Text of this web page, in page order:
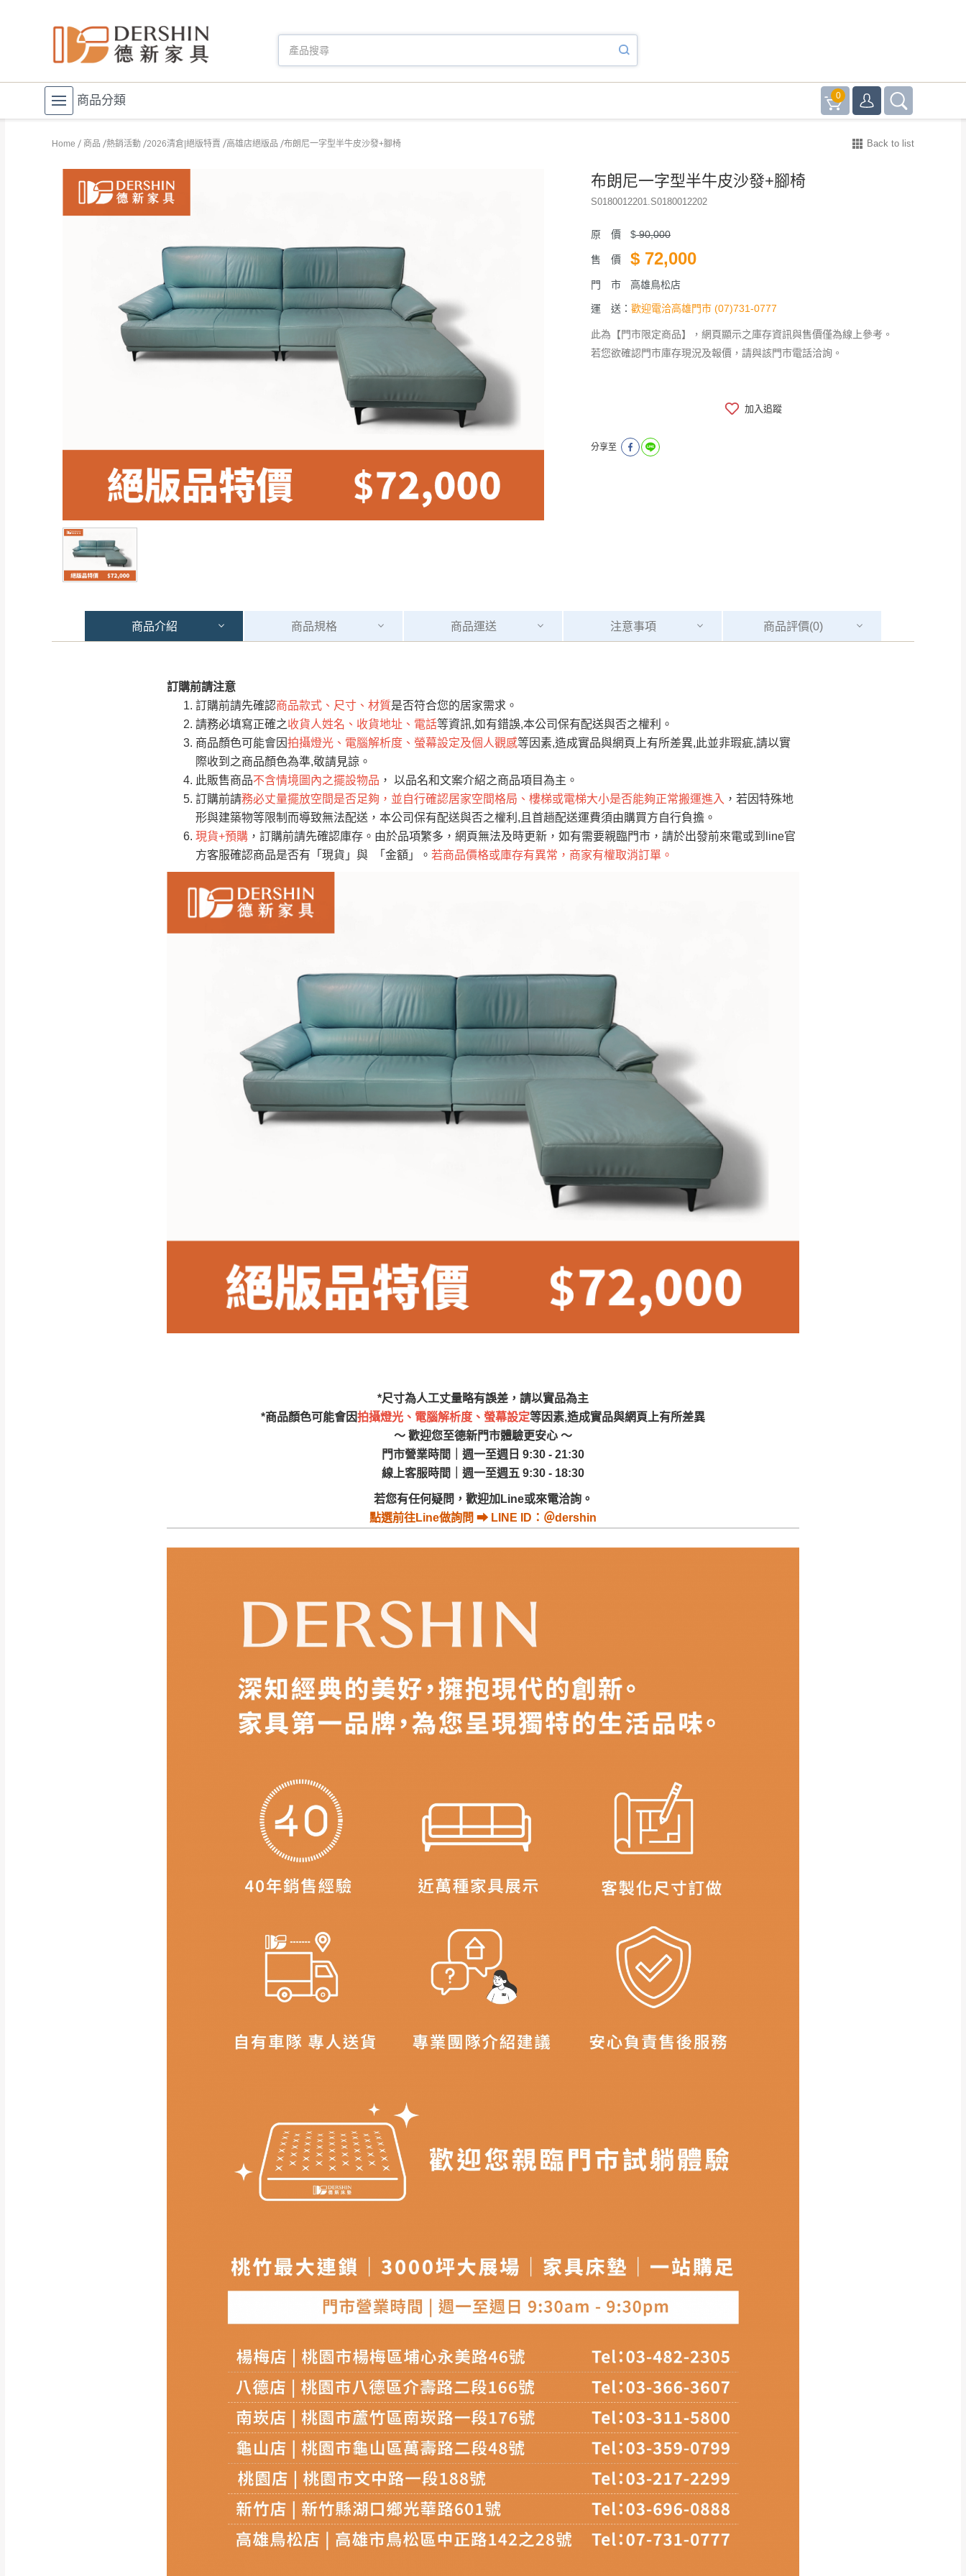
商品分類 0
Home 商品 熱銷活動 2026清倉|絕版特賣 高雄店絕版品 布朗尼一字型半牛皮沙發+腳椅 Back to list
布朗尼一字型半牛皮沙發+腳椅
S0180012201.S0180012202
原 價 $90,000
售 價 $ 72,000
門 市 高雄鳥松店
運 送： 歡迎電洽高雄門市 (07)731-0777
此為【門市限定商品】，網頁顯示之庫存資訊與售價僅為線上參考。
若您欲確認門市庫存現況及報價，請與該門市電話洽詢。
加入追蹤
分享至
商品介紹 商品規格 商品運送 注意事項 商品評價(0)
訂購前請注意
訂購前請先確認商品款式、尺寸、材質是否符合您的居家需求。
請務必填寫正確之收貨人姓名、收貨地址、電話等資訊,如有錯誤,本公司保有配送與否之權利。
商品顏色可能會因拍攝燈光、電腦解析度、螢幕設定及個人觀感等因素,造成實品與網頁上有所差異,此並非瑕疵,請以實
際收到之商品顏色為準,敬請見諒。
此販售商品不含情境圖內之擺設物品 ， 以品名和文案介紹之商品項目為主。
訂購前請務必丈量擺放空間是否足夠，並自行確認居家空間格局、樓梯或電梯大小是否能夠正常搬運進入 ，若因特殊地
形與建築物等限制而導致無法配送，本公司保有配送與否之權利,且首趟配送運費須由購買方自行負擔。
現貨+預購 ，訂購前請先確認庫存。由於品項繁多，網頁無法及時更新，如有需要親臨門市，請於出發前來電或到line官
方客服確認商品是否有「現貨」與 「金額」。 若商品價格或庫存有異常，商家有權取消訂單。
*尺寸為人工丈量略有誤差，請以實品為主
*商品顏色可能會因拍攝燈光、電腦解析度、螢幕設定等因素,造成實品與網頁上有所差異
～ 歡迎您至德新門市體驗更安心 ～
門市營業時間｜週一至週日 9:30 - 21:30
線上客服時間｜週一至週五 9:30 - 18:30
若您有任何疑問，歡迎加Line或來電洽詢。
點選前往Line做詢問 ⮕ LINE ID：＠dershin
運 費 說 明
運送地區
桃園
＊A108產品另收運費
復興鄉
新竹
峨眉鄉、五峰鄉、橫山、北埔鄉、尖石
台北
雙溪、貢寮、烏來、平溪、九份、石
門、林口 下福里、新店山區、三峽山區、
石碇、坪林、福隆、淡水山區、北投湖山
基隆
$ 9,000以上：免運費
$ 9,000以下：NT$500元
基隆山區
苗栗
$ 9,000以上：免運費
$ 9,000以下：NT$500元
卓蘭鎮、三灣、通霄山區、西湖、泰安
鄉、大湖鄉、頭屋、獅潭鄉
到貨時間：指定送貨日當天以電話聯絡確認
｜周（一）配送部門固定公休無送貨｜
台北市、新北市地區固定每周(三)、(日)兩天收送貨
暫無配送地區：彰化、南投、雲林、嘉義、台南、高雄、屏東、宜蘭、 花蓮、台東、金門、馬祖、澎湖地區
。
本司貨車運送如因路況不佳、天候惡劣、過於偏遠之山區內等，或收貨地點搬運過於困難等因素，導致無法順利配送，
本公司除了盡最大努力完成配送外，視狀況保有出貨的權利。
讓您不用整天在家等貨，以免浪費你的寶貴時間。
如遇自然災害、政府宣布之災害警報等不可抗力情事，而危及運送人員輸送之安全，本司得視狀況延後或停止運送服
期間，恕暫停百貨公司相關運送 》
無回收家具服務，若需回收家俱可聯絡當地請清潔隊回收,免付費清運專線：0800-085-717
注意事項：
由於品項繁多，網頁無法及時更新，如有需要購買商品，請於出發前來電或到「官方Line客服」來信確
認商品是否有「現貨」與 「金額」。
若商品價格或庫存有異常，商家有權取消訂單。
接單後二日內(不含例假日)，我們客服會與您電話聯絡或E-Mail通知確認訂單。
（線上客服 LINE → @dershin）
下單前先詢問是否現貨，若未詢問下單後無現貨我們客服會再來電或E-Mail與您聯絡
（洽詢方式請搜尋 Line ID → @dershin）
運送範圍：限定北至基隆，南至苗栗，偏遠地區恕無法提供運送 (詳見運送規章)。
配送範圍：
因大型傢俱有組裝、配送的問題，並非一般快速到貨商品，無法指定特定時間送達，司機當天到貨前皆
會再與您通知，讓你不用整天在家等貨，以節省您的寶貴時間。
由於百貨公司配送較為不易，故暫無法配送至百貨公司內部。
發票寄送：
若您選擇三聯式或索取兩聯式發票，發票將於商品完成出貨15個工作天另行寄出，另外約加上2~7個工作天內
送達，如遇國定假日將順延寄送。
若收到不良品，請於到貨日起七日內通知本公司客服人員，我們將為您更換新品，運費皆由本站負責，
所有退回及換貨之商品必須是全新狀態且完整包裝，床墊、床包、枕頭類產品需為未拆封狀態(請保持商
品、附件、包裝、廠商紙及所有附隨文件或資料之完整性)，若未依照上述方式處理，恕無法接受退貨。
是否合適)。
訂購前請確認商品尺寸，大型物件因為人工丈量，難免會有些許誤差值(約正負0.5CM) 詳細尺寸以實品
為主。
非因本公司問題而需退換貨，請於收到貨7日內通知客服人員(Line@ ID：@dershin)，並須保持商品全新
本公司部份商品無維修服務，超過7日鑑賞期，商品使用年限，因客人使用習慣、居家環境不同。若屬人
為因素導致商品損壞、零件短缺，則維修、搬運費用，需由消費者自行吸收(另事先與消費者報價，消費
到貨7日內為鑑賞期(注意:鑑賞期非試用期)，若非商品品質瑕疵問題於鑑賞期內退貨之情形，我們需酌收
如欲放置營業場所及公開場合之商品則無享有商品一年保固之服務。
時請儘速於三日內完成付款，交易恕不殺價，商品均已最低價格售出
全部 依評論高至低排列 依評論低至高排列 只顯示附上圖片